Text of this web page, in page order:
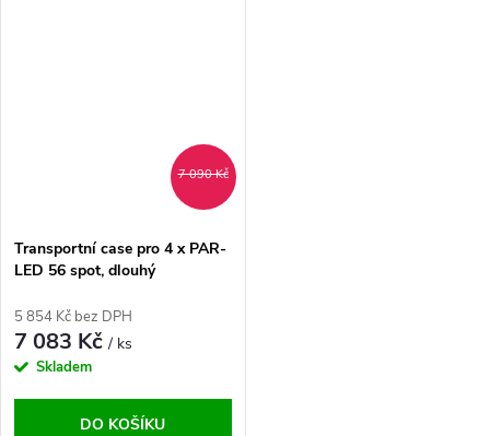
7 090 Kč
Transportní case pro 4 x PAR-
LED 56 spot, dlouhý
5 854 Kč bez DPH
7 083 Kč/ ks
Skladem
DO KOŠÍKU